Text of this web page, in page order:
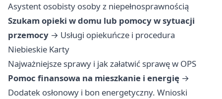
Asystent osobisty osoby z niepełnosprawnością
Szukam opieki w domu lub pomocy w sytuacji
przemocy → Usługi opiekuńcze i procedura
Niebieskie Karty
Najważniejsze sprawy i jak załatwić sprawę w OPS
Pomoc finansowa na mieszkanie i energię →
Dodatek osłonowy i bon energetyczny. Wnioski